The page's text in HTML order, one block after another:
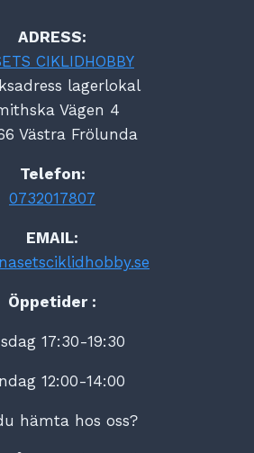
ADRESS:
CIKLIDHOBBY
lagerlokal
Vägen 4
Västra Frölunda
Telefon:
0732017807
EMAIL:
Öppetider :
17:30-19:30
12:00-14:00
hämta hos oss?